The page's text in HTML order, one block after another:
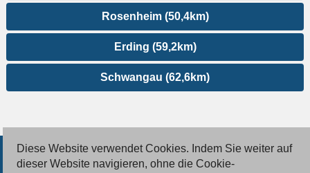
Rosenheim (50,4km)
Erding (59,2km)
Schwangau (62,6km)
© 2026 Deutsche Jobmarkt GmbH
Diese Website verwendet Cookies. Indem Sie weiter auf
dieser Website navigieren, ohne die Cookie-